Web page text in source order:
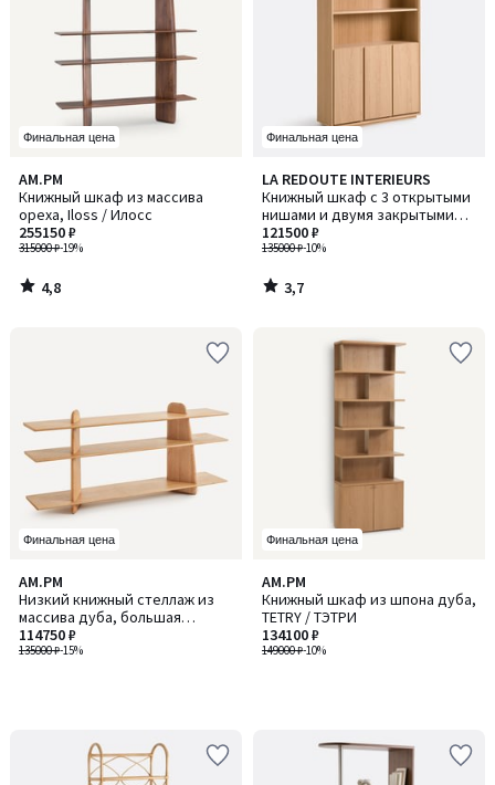
Финальная цена
AM.PM
Книжный шкаф из массива
ореха, Iloss / Илосс
315000 ₽-19%
255150 ₽
4,8
/ 5
4,8
/
Финальная цена
LA REDOUTE INTERIEURS
Книжный шкаф с 3 открытыми
нишами и двумя закрытыми
нишами с 3 дверцами, Norrem
/ Норрем
135000 ₽-10%
121500 ₽
3,7
/ 5
3,7
/
Финальная цена
AM.PM
Низкий книжный стеллаж из
массива дуба, большая
модель, ILOSS / ИЛОСС
135000 ₽-15%
114750 ₽
Финальная цена
AM.PM
Книжный шкаф из шпона дуба,
TETRY / ТЭТРИ
149000 ₽-10%
134100 ₽